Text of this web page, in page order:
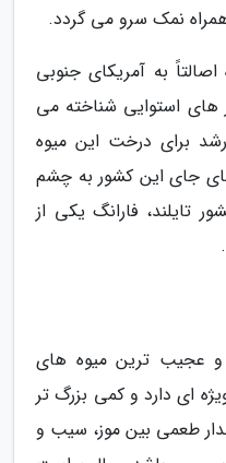
همراه نمک سرو می گردد.
به آمریکای جنوبی
های استوایی شناخته می
رشد برای درخت این میوه
جای این کشور به چشم
تایلند، فارانگ یکی از
عجیب ترین میوه های
ای دارد و کمی بزرگ تر
طعمی بین موز، سیب و